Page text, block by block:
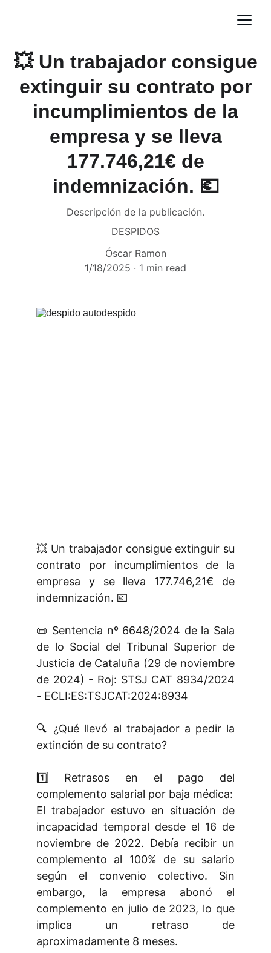
💥 Un trabajador consigue
extinguir su contrato por
incumplimientos de la
empresa y se lleva
177.746,21€ de
indemnización. 💶
Descripción de la publicación.
DESPIDOS
Óscar Ramon
1/18/2025
1 min read
💥 Un trabajador consigue extinguir su
contrato por incumplimientos de la
empresa y se lleva 177.746,21€ de
indemnización. 💶
📜 Sentencia nº 6648/2024 de la Sala
de lo Social del Tribunal Superior de
Justicia de Cataluña (29 de noviembre
de 2024) - Roj: STSJ CAT 8934/2024
- ECLI:ES:TSJCAT:2024:8934
🔍 ¿Qué llevó al trabajador a pedir la
extinción de su contrato?
1️⃣ Retrasos en el pago del
complemento salarial por baja médica:
El trabajador estuvo en situación de
incapacidad temporal desde el 16 de
noviembre de 2022. Debía recibir un
complemento al 100% de su salario
según el convenio colectivo. Sin
embargo, la empresa abonó el
complemento en julio de 2023, lo que
implica un retraso de
aproximadamente 8 meses​​.